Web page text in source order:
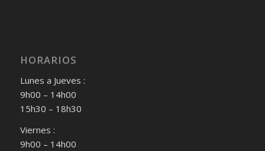
HORARIOS
Lunes a Jueves :
9h00 – 14h00
15h30 – 18h30
Viernes :
9h00 – 14h00